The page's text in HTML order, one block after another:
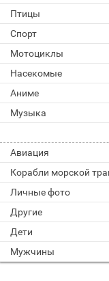
Птицы
Спорт
Мотоциклы
Насекомые
Аниме
Музыка
Авиация
Личные фото
Другие
Дети
Мужчины